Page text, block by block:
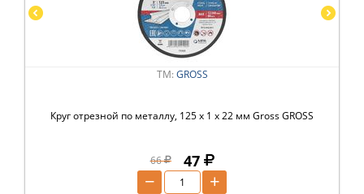
ТМ: GROSS
Круг отрезной по металлу, 125 х 1 х 22 мм Gross GROSS
66 47
+
−